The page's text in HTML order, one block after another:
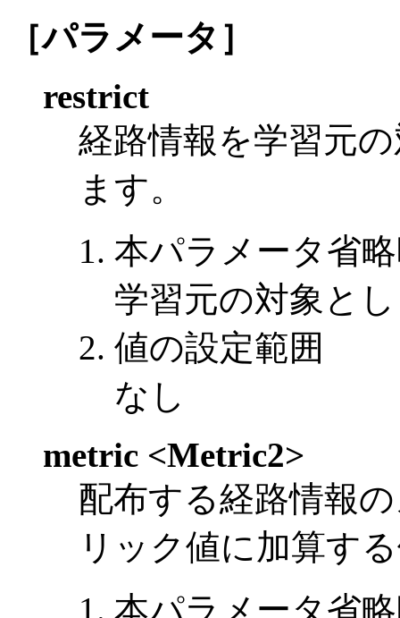
［パラメータ］
restrict
経路情報を学習元
ます。
本パラメータ省
学習元の対象と
値の設定範囲
なし
metric <Metric2>
配布する経路情報
リック値に加算す
本パラメータ省